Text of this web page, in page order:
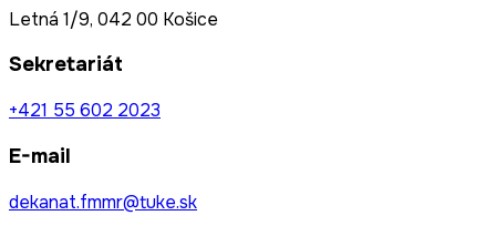
Letná 1/9, 042 00 Košice
Sekretariát
+421 55 602 2023
E-mail
dekanat.fmmr@tuke.sk